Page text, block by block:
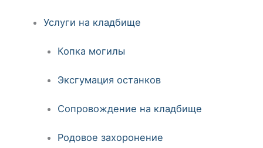
Услуги на кладбище
Копка могилы
Эксгумация останков
Сопровождение на кладбище
Родовое захоронение